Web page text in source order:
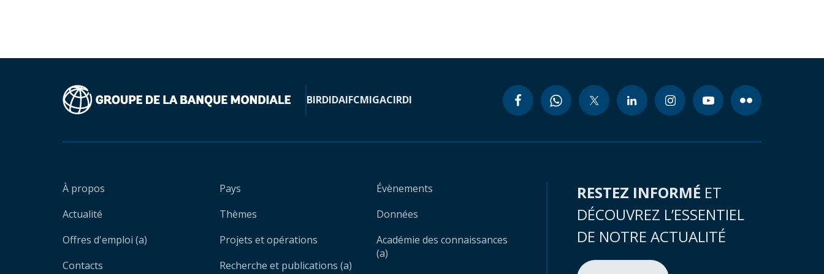
BIRDIDAIFCMIGACIRDI
À propos
Actualité
Offres d'emploi (a)
Contacts
Pays
Thèmes
Projets et opérations
Recherche et publications (a)
Évènements
Données
Académie des connaissances
(a)
RESTEZ INFORMÉ ET
DÉCOUVREZ L’ESSENTIEL
DE NOTRE ACTUALITÉ